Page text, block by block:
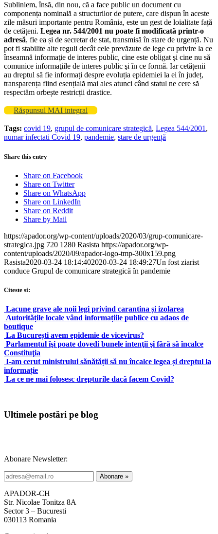
Subliniem, însă, din nou, că a face public un document cu
componența nominală a structurilor de putere, care dispun în aceste
zile măsuri importante pentru România, este un gest de loialitate față
de cetățeni. Legea nr. 544/2001 nu poate fi modificată printr-o
adresă, fie ea și de secretar de stat, transmisă în stare de urgență. Nu
pot fi stabilite alte reguli decât cele prevăzute de lege cu privire la ce
înseamnă informaţie de interes public, cine este obligat şi cine nu să
comunice informaţiile de interes public şi în ce formă. Iar cetățenii
au dreptul să fie informați despre evoluția epidemiei la ei în județ,
transparența fiind esențială mai ales atunci când statul ne cere să
respectăm orbește restricții drastice.
Răspunsul MAI integral
Tags: covid 19, grupul de comunicare strategică, Legea 544/2001,
numar infectati Covid 19, pandemie, stare de urgență
Share this entry
Share on Facebook
Share on Twitter
Share on WhatsApp
Share on LinkedIn
Share on Reddit
Share by Mail
https://apador.org/wp-content/uploads/2020/03/grup-comunicare-
strategica.jpg 720 1280 Rasista https://apador.org/wp-
content/uploads/2020/09/apador-logo-tmp-300x159.png
Rasista2020-03-24 18:14:402020-03-24 18:49:27Un fost ziarist
conduce Grupul de comunicare strategică în pandemie
Citeste si:
Lacune grave ale noii legi privind carantina și izolarea
Autoritățile locale vând informațiile publice cu adaos de
boutique
La București avem epidemie de vicevirus?
Parlamentul îşi poate dovedi bunele intenţii şi fără să încalce
Constituţia
I-am cerut ministrului sănătății să nu încalce legea și dreptul la
informație
La ce ne mai folosesc drepturile dacă facem Covid?
Ultimele postări pe blog
Abonare Newsletter:
APADOR-CH
Str. Nicolae Tonitza 8A
Sector 3 – Bucuresti
030113 Romania